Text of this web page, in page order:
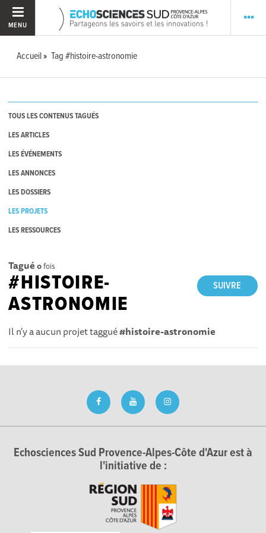
MENU
Accueil Tag #histoire-astronomie
TOUS LES CONTENUS TAGUÉS
LES ARTICLES
LES ÉVÉNEMENTS
LES ANNONCES
LES DOSSIERS
LES PROJETS
LES RESSOURCES
Tagué 0fois
SUIVRE
#HISTOIRE-
ASTRONOMIE
Il n'y a aucun projet taggué#histoire-astronomie
Echosciences Sud Provence-Alpes-Côte d'Azur est à
l'initiative de :